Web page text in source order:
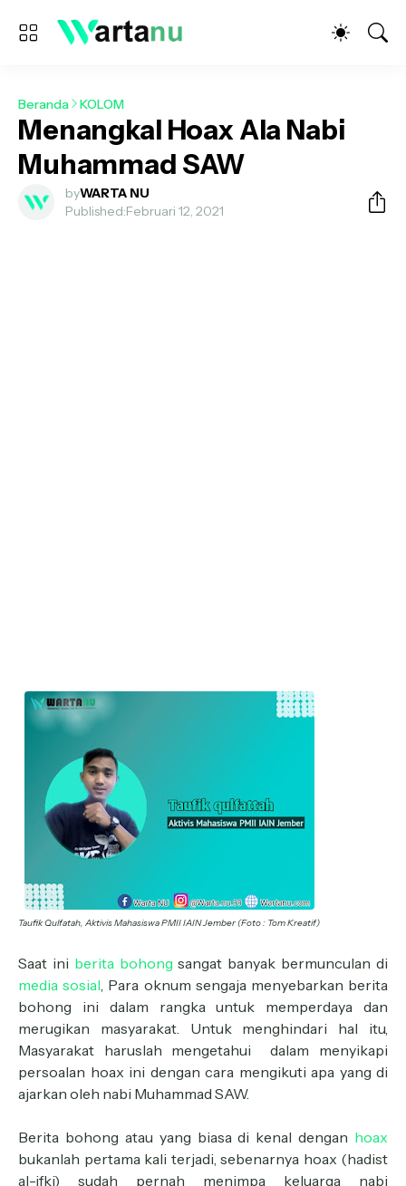
Beranda KOLOM
Menangkal Hoax Ala Nabi
Muhammad SAW
byWARTA NU
Published:Februari 12, 2021
Taufik Qulfatah, Aktivis Mahasiswa PMII IAIN Jember (Foto : Tom Kreatif)
Saat ini berita bohong sangat banyak bermunculan di
media sosial, Para oknum sengaja menyebarkan berita
bohong ini dalam rangka untuk memperdaya dan
merugikan masyarakat. Untuk menghindari hal itu,
Masyarakat haruslah mengetahui dalam menyikapi
persoalan hoax ini dengan cara mengikuti apa yang di
ajarkan oleh nabi Muhammad SAW.
Berita bohong atau yang biasa di kenal dengan hoax
bukanlah pertama kali terjadi, sebenarnya hoax (hadist
al-ifki) sudah pernah menimpa keluarga nabi